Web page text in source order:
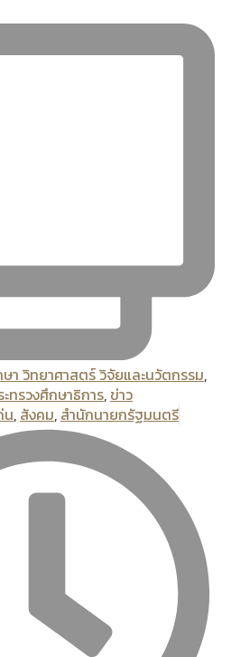
า วิทยาศาสตร์ วิจัยและนวัตกรรม,
ทรวงศึกษาธิการ, ข่าว
น, สังคม, สํานักนายกรัฐมนตรี